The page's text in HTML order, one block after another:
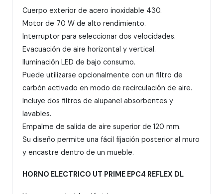
Cuerpo exterior de acero inoxidable 430.
Motor de 70 W de alto rendimiento.
Interruptor para seleccionar dos velocidades.
Evacuación de aire horizontal y vertical.
Iluminación LED de bajo consumo.
Puede utilizarse opcionalmente con un filtro de
carbón activado en modo de recirculación de aire.
Incluye dos filtros de alupanel absorbentes y
lavables.
Empalme de salida de aire superior de 120 mm.
Su diseño permite una fácil fijación posterior al muro
y encastre dentro de un mueble.
HORNO ELECTRICO UT PRIME EPC4 REFLEX DL